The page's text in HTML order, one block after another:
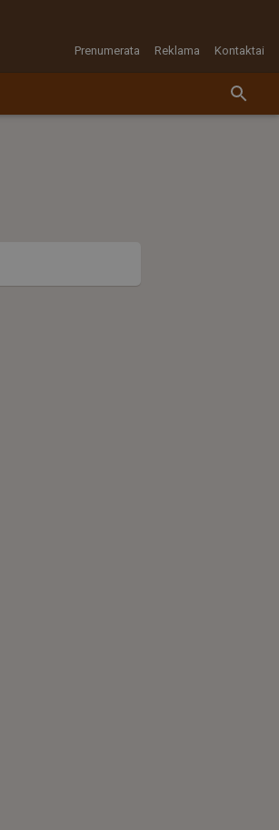
Prenumerata Reklama Kontaktai